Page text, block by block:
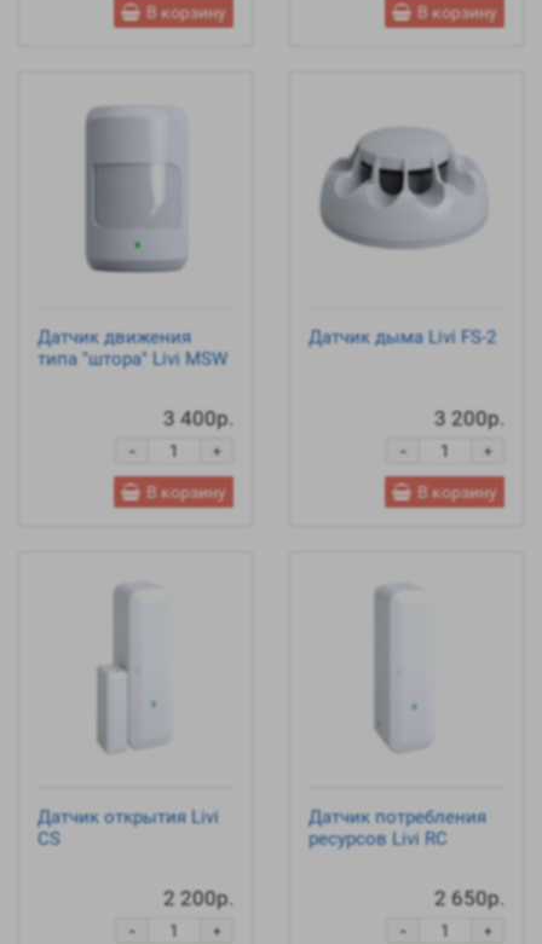
В корзину В корзину
Датчик движения
типа "штора" Livi MSW
3 400р.
+
-
В корзину
Датчик дыма Livi FS-2
3 200р.
+
-
В корзину
Датчик открытия Livi
CS
2 200р.
+
-
Датчик потребления
ресурсов Livi RC
2 650р.
+
-